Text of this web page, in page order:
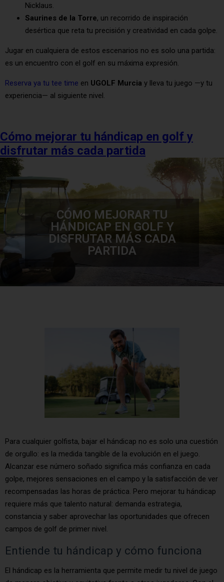
Nicklaus.
Saurines de la Torre, un recorrido de inspiración
desértica que reta tu precisión y creatividad en cada golpe.
Jugar en cualquiera de estos escenarios no es solo una partida:
es un encuentro con el golf en su máxima expresión.
Reserva ya tu tee time en UGOLF Murcia y lleva tu juego —y tu
experiencia— al siguiente nivel.
Cómo mejorar tu hándicap en golf y
disfrutar más cada partida
CÓMO MEJORAR TU
HÁNDICAP EN GOLF Y
DISFRUTAR MÁS CADA
PARTIDA
Para cualquier golfista, bajar el hándicap no es solo una cuestión
de orgullo: es la medida tangible de la evolución en el juego.
Alcanzar ese número soñado significa más confianza en cada
golpe, mejores sensaciones en el campo y la satisfacción de ver
recompensadas las horas de práctica. Pero mejorar tu hándicap
requiere más que talento natural: demanda estrategia,
constancia y saber aprovechar las oportunidades que ofrecen
campos de golf de primer nivel.
Entiende tu hándicap y cómo funciona
El hándicap es la herramienta que permite medir tu nivel de juego